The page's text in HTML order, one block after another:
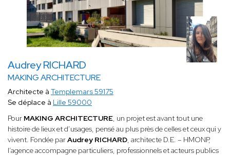
Audrey RICHARD
MAKING ARCHITECTURE
Architecte à Templemars 59175
Se déplace à Lille 59000
Pour MAKING ARCHITECTURE, un projet est avant tout une
histoire de lieux et d’usages, pensé au plus près de celles et ceux qui y
vivent. Fondée parAudrey RICHARD, architecte D.E. – HMONP,
l’agence accompagne particuliers, professionnels et acteurs publics